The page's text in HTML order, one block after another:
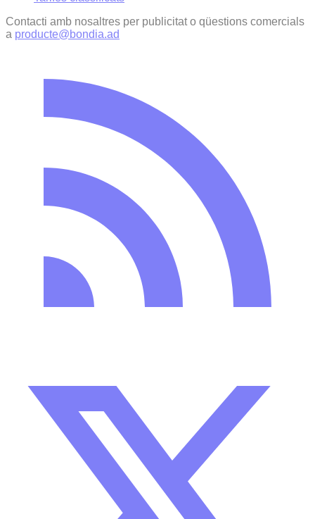
Contacti amb nosaltres per publicitat o qüestions comercials
a producte@bondia.ad